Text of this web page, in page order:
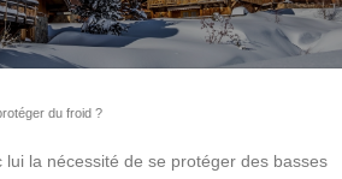
du froid ?
lui la nécessité de se protéger des basses